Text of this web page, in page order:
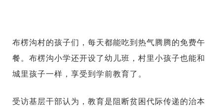
布楞沟村的孩子们，每天都能吃到热气腾腾的免费午
餐。布楞沟小学还开设了幼儿班，村里小孩子也能和
城里孩子一样，享受到学前教育了。
受访基层干部认为，教育是阻断贫困代际传递的治本